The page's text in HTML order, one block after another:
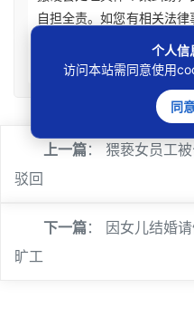
自担全责。如您有相关法
业律师获取针对性法律意
人，如涉及您的权益可联系
上一篇： 猥亵女员工
驳回
下一篇： 因女儿结婚
旷工
个人信
访问本站需同意使用
同